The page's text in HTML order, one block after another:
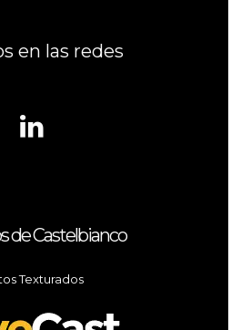
en las redes
de Castelbianco
Texturados